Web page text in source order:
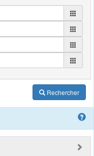
Rechercher